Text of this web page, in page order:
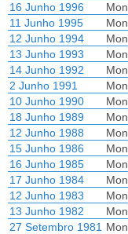
16 Junho 1996
11 Junho 1995
12 Junho 1994
13 Junho 1993
14 Junho 1992
2 Junho 1991
10 Junho 1990
18 Junho 1989
12 Junho 1988
15 Junho 1986
16 Junho 1985
17 Junho 1984
12 Junho 1983
13 Junho 1982
27 Setembro 1981